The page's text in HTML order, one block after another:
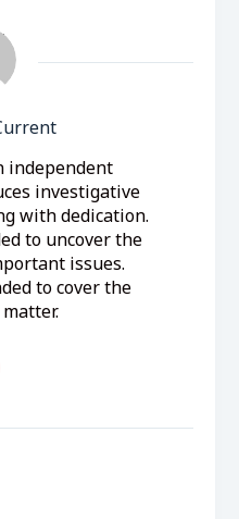
independent
investigative
with dedication.
to uncover the
issues.
to cover the